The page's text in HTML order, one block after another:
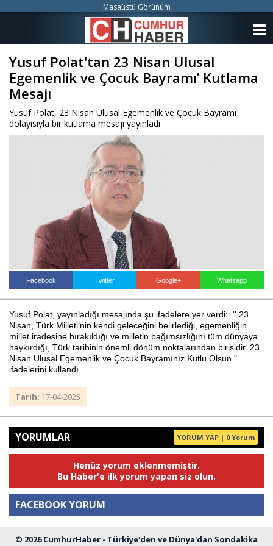
Yusuf Polat'tan 23 Nisan Ulusal
Egemenlik ve Çocuk Bayramı’ Kutlama
Mesajı
Yusuf Polat, 23 Nisan Ulusal Egemenlik ve Çocuk Bayramı
dolayısıyla bir kutlama mesajı yayınladı.
Facebook Twitter Google+ Whatsapp
Yusuf Polat, yayınladığı mesajında şu ifadelere yer verdi: '' 23
Nisan, Türk Milleti’nin kendi geleceğini belirlediği, egemenliğin
millet iradesine bırakıldığı ve milletin bağımsızlığını tüm dünyaya
haykırdığı, Türk tarihinin önemli dönüm noktalarından birisidir. 23
Nisan Ulusal Egemenlik ve Çocuk Bayramınız Kutlu Olsun."
ifadelerini kullandı
Tarih: 17-04-2025
YORUMLAR YORUM YAP | 0 Yorum
Henüz yorum eklenmemiştir.
Bu Haber'e ilk yorum yapan siz olun.
FACEBOOK YORUM
Yorum
Masaüstü Görünüm
© 2026 CumhurHaber - Türkiye'den ve Dünya'dan Sondakika
KATEGORİLER
ANKETLER
Haberin Doğru Adresi.